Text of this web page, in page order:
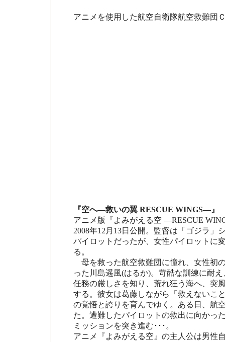
アニメを使用した航空自衛隊航空救難団
『空へ―救いの翼 RESCUE WINGS―』
アニメ版『よみがえる空 ―RESCUE
2008年12月13日公開。監督は「ゴジラ」
パイロットだったが、女性パイロットに
る。
母を救った航空救難団に憧れ、女性初
った川島遥風(はるか)。苛酷な訓練に耐
任務の厳しさを知り、荒れ狂う海へ、突
する。彼女は葛藤しながら「救えないこ
の覚悟と誇りを育んでゆく。ある日、航
た。遭難したパイロットの救出に向かっ
ミッションを突き進む･･･。
アニメ『よみがえる空』の主人公は男性